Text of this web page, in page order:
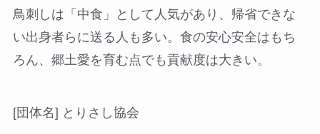
鳥刺しは「中食」として人気があり、帰省できな
い出身者らに送る人も多い。食の安心安全はもち
ろん、郷土愛を育む点でも貢献度は大きい。
[団体名] とりさし協会